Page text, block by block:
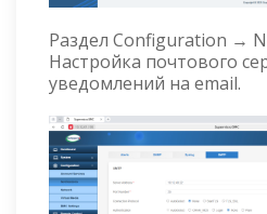
Раздел Configuration →
Настройка почтового
уведомлений на email.